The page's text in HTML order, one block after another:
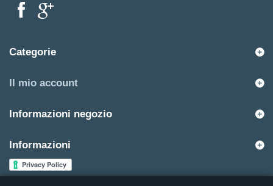
Categorie
Il mio account
Informazioni negozio
Informazioni